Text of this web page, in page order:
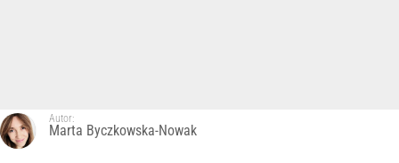
Autor:
Marta Byczkowska-Nowak